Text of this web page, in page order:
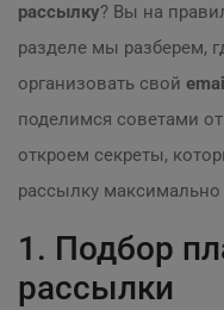
рассылку? Вы на
разделе мы разберем,
организовать свой
поделимся советами
откроем секреты,
рассылку
1. Подбор
рассылки